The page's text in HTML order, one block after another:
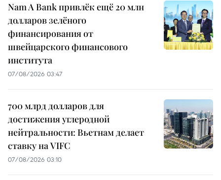
Nam A Bank привлёк ещё 20 млн
долларов зелёного
финансирования от
швейцарского финансового
института
07/08/2026 03:47
700 млрд долларов для
достижения углеродной
нейтральности: Вьетнам делает
ставку на VIFC
07/08/2026 03:10